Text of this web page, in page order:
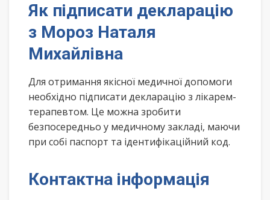
Як підписати декларацію
з Мороз Наталя
Михайлівна
Для отримання якісної медичної допомоги
необхідно підписати декларацію з лікарем-
терапевтом. Це можна зробити
безпосередньо у медичному закладі, маючи
при собі паспорт та ідентифікаційний код.
Контактна інформація